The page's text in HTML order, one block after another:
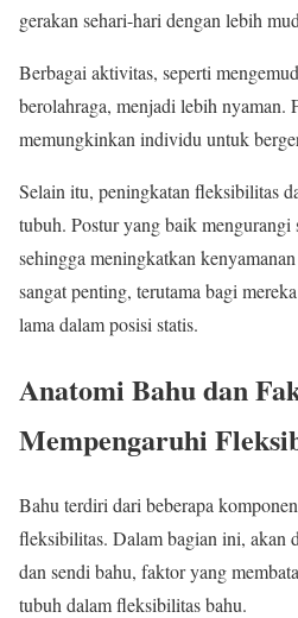
gerakan sehari-hari dengan lebih
Berbagai aktivitas, seperti
berolahraga, menjadi lebih nyaman.
memungkinkan individu untuk
Selain itu, peningkatan fleksibilitas
tubuh. Postur yang baik mengurangi
sehingga meningkatkan
sangat penting, terutama bagi
lama dalam posisi statis.
Anatomi Bahu dan
Mempengaruhi
Bahu terdiri dari beberapa
fleksibilitas. Dalam bagian ini, akan
dan sendi bahu, faktor yang
tubuh dalam fleksibilitas bahu.